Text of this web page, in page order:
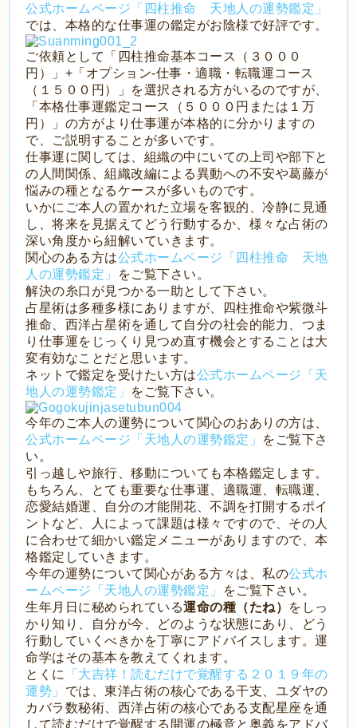
公式ホームページ「四柱推命 天地人の運勢鑑定」
では、本格的な仕事運の鑑定がお陰様で好評です。
ご依頼として「四柱推命基本コース（３０００
円）」+「オプション-仕事・適職・転職運コース
（１５００円）」を選択される方がいるのですが、
「本格仕事運鑑定コース（５０００円または１万
円）」の方がより仕事運が本格的に分かりますの
で、ご説明することが多いです。
仕事運に関しては、組織の中にいての上司や部下と
の人間関係、組織改編による異動への不安や葛藤が
悩みの種となるケースが多いものです。
いかにご本人の置かれた立場を客観的、冷静に見通
し、将来を見据えてどう行動するか、様々な占術の
深い角度から紐解いていきます。
関心のある方は公式ホームページ「四柱推命 天地
人の運勢鑑定」
をご覧下さい。
解決の糸口が見つかる一助として下さい。
占星術は多種多様にありますが、四柱推命や紫微斗
推命、西洋占星術を通して自分の社会的能力、つま
り仕事運をじっくり見つめ直す機会とすることは大
変有効なことだと思います。
ネットで鑑定を受けたい方は公式ホームページ「天
地人の運勢鑑定」
をご覧下さい。
今年のご本人の運勢について関心のおありの方は、
公式ホームページ「天地人の運勢鑑定」
をご覧下さ
い。
引っ越しや旅行、移動についても本格鑑定します。
もちろん、とても重要な仕事運、適職運、転職運、
恋愛結婚運、自分の才能開花、不調を打開するポイ
ントなど、人によって課題は様々ですので、その人
に合わせて細かい鑑定メニューがありますので、本
格鑑定していきます。
今年の運勢について関心がある方々は、私の公式ホ
ームページ「天地人の運勢鑑定」
をご覧下さい。
生年月日に秘められている運命の種（たね）
をしっ
かり知り、自分が今、どのような状態にあり、どう
行動していくべきかを丁寧にアドバイスします。運
命学はその基本を教えてくれます。
とくに
「大吉祥！読むだけで覚醒する２０１９年の
運勢」 では、東洋占術の核心である干支、ユダヤの
カバラ数秘術、西洋占術の核心である支配星座を通
して読むだけで覚醒する開運の極意と奥義をアドバ